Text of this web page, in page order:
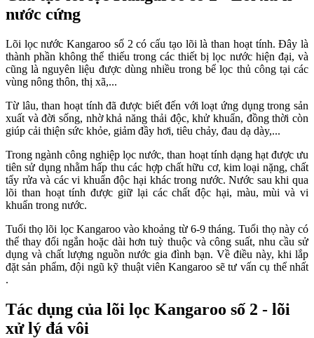
nước cứng
Lõi lọc nước Kangaroo số 2 có cấu tạo lõi là than hoạt tính. Đây là
thành phần không thể thiếu trong các thiết bị lọc nước hiện đại, và
cũng là nguyên liệu được dùng nhiều trong bể lọc thủ công tại các
vùng nông thôn, thị xã,...
Từ lâu, than hoạt tính đã được biết đến với loạt ứng dụng trong sản
xuất và đời sống, nhờ khả năng thải độc, khử khuẩn, đồng thời còn
giúp cải thiện sức khỏe, giảm đầy hơi, tiêu chảy, đau dạ dày,...
Trong ngành công nghiệp lọc nước, than hoạt tính dạng hạt được ưu
tiên sử dụng nhằm hấp thu các hợp chất hữu cơ, kim loại nặng, chất
tẩy rửa và các vi khuẩn độc hại khác trong nước. Nước sau khi qua
lõi than hoạt tính được giữ lại các chất độc hại, màu, mùi và vi
khuẩn trong nước.
Tuổi thọ lõi lọc Kangaroo vào khoảng từ 6-9 tháng. Tuổi thọ này có
thể thay đổi ngắn hoặc dài hơn tuỳ thuộc và công suất, nhu cầu sử
dụng và chất lượng nguồn nước gia đình bạn. Về điều này, khi lắp
đặt sản phẩm, đội ngũ kỹ thuật viên Kangaroo sẽ tư vấn cụ thể nhất
.
Tác dụng của lõi lọc Kangaroo số 2 - lõi
xử lý đá vôi